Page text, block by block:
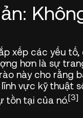
xếp các yếu
hơn là sự
này cho rằng
vực kỹ thuật
tồn tại của nó.[3]